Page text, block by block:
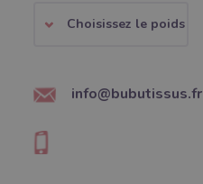
Choisissez le poids
info@bubutissus.fr